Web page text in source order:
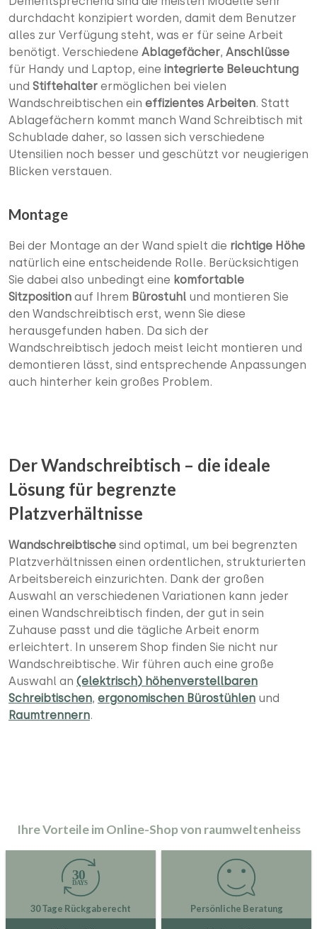
durchdacht konzipiert worden, damit dem Benutzer
alles zur Verfügung steht, was er für seine Arbeit
benötigt. Verschiedene Ablagefächer, Anschlüsse
für Handy und Laptop, eine integrierte Beleuchtung
und Stiftehalter ermöglichen bei vielen
Wandschreibtischen ein effizientes Arbeiten. Statt
Ablagefächern kommt manch Wand Schreibtisch mit
Schublade daher, so lassen sich verschiedene
Utensilien noch besser und geschützt vor neugierigen
Blicken verstauen.
Montage
Bei der Montage an der Wand spielt die richtige Höhe
natürlich eine entscheidende Rolle. Berücksichtigen
Sie dabei also unbedingt eine komfortable
Sitzposition auf Ihrem Bürostuhl und montieren Sie
den Wandschreibtisch erst, wenn Sie diese
herausgefunden haben. Da sich der
Wandschreibtisch jedoch meist leicht montieren und
demontieren lässt, sind entsprechende Anpassungen
auch hinterher kein großes Problem.
Der Wandschreibtisch – die ideale
Lösung für begrenzte
Platzverhältnisse
Wandschreibtische sind optimal, um bei begrenzten
Platzverhältnissen einen ordentlichen, strukturierten
Arbeitsbereich einzurichten. Dank der großen
Auswahl an verschiedenen Variationen kann jeder
einen Wandschreibtisch finden, der gut in sein
Zuhause passt und die tägliche Arbeit enorm
erleichtert. In unserem Shop finden Sie nicht nur
Wandschreibtische. Wir führen auch eine große
Auswahl an (elektrisch) höhenverstellbaren
Schreibtischen, ergonomischen Bürostühlen und
Raumtrennern.
Ihre Vorteile im Online-Shop von raumweltenheiss
30 Tage Rückgaberecht Persönliche Beratung